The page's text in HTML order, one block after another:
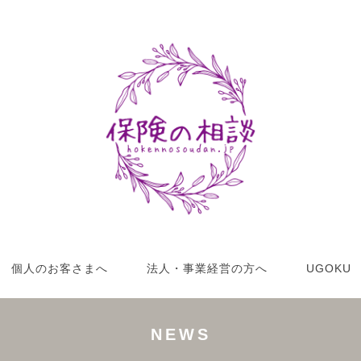
個人のお客さまへ 法人・事業経営の方へ UGOKU
NEWS